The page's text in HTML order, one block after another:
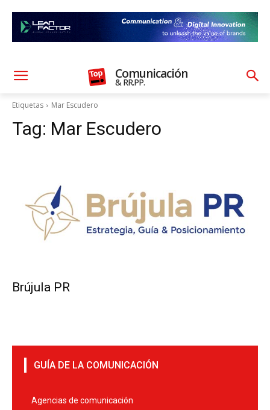
Comunicación
& RR.PP.
Etiquetas Mar Escudero
Tag: Mar Escudero
Brújula PR
GUÍA DE LA COMUNICACIÓN
Agencias de comunicación